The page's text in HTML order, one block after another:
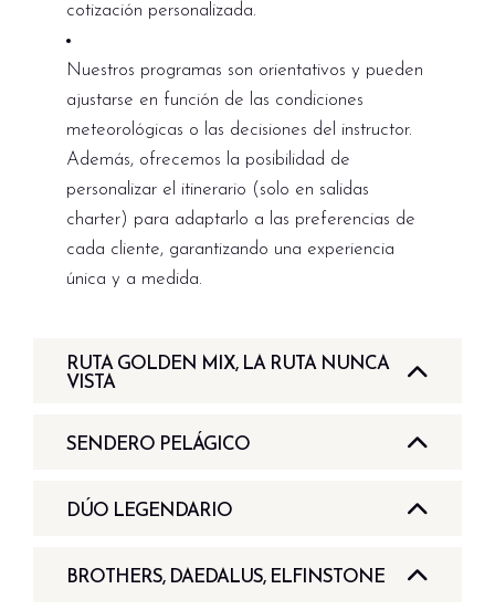
cotización personalizada.
Nuestros programas son orientativos y pueden
ajustarse en función de las condiciones
meteorológicas o las decisiones del instructor.
Además, ofrecemos la posibilidad de
personalizar el itinerario (solo en salidas
charter) para adaptarlo a las preferencias de
cada cliente, garantizando una experiencia
única y a medida.
RUTA GOLDEN MIX, LA RUTA NUNCA
VISTA
Rocky, Zabargad
esta ruta es la más vendida, por que será?
SENDERO PELÁGICO
Pelágicay vive una semana llena de
pelágicas delMar Rojo. Desde tiburones
DÚO LEGENDARIO
BROTHERS, DAEDALUS, ELFINSTONE